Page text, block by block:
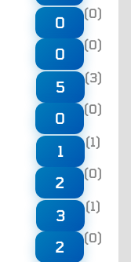
0
(0)
0
(0)
5
(3)
0
(0)
1
(1)
2
(0)
3
(1)
2
(0)